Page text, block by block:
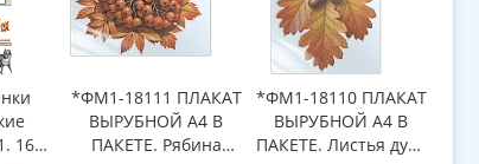
16
*ФМ1-18111 ПЛАКАТ
ВЫРУБНОЙ А4 В
ПАКЕТЕ. Рябина
*ФМ1-18110 ПЛАКАТ
ВЫРУБНОЙ А4 В
ПАКЕТЕ. Листья дуба